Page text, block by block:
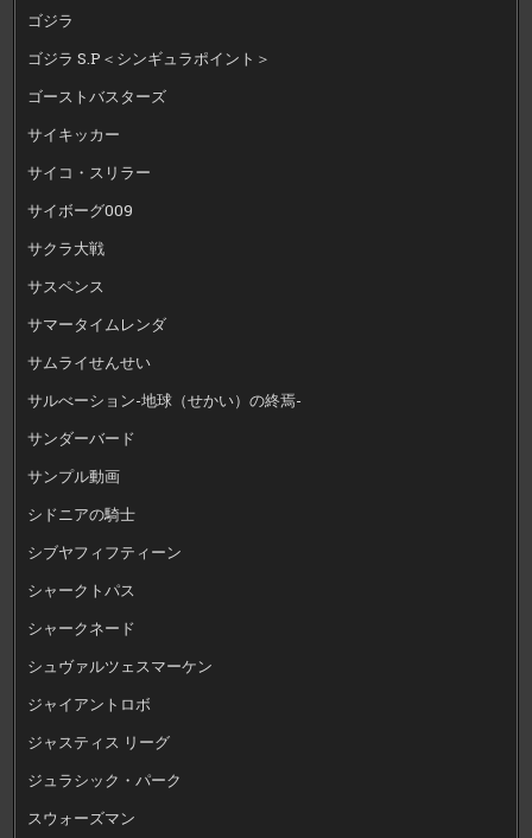
ゴジラ
ゴジラ S.P＜シンギュラポイント＞
ゴーストバスターズ
サイキッカー
サイコ・スリラー
サイボーグ009
サクラ大戦
サスペンス
サマータイムレンダ
サムライせんせい
サルべーション-地球（せかい）の終焉-
サンダーバード
サンプル動画
シドニアの騎士
シブヤフィフティーン
シャークトパス
シャークネード
シュヴァルツェスマーケン
ジャイアントロボ
ジャスティス リーグ
ジュラシック・パーク
スウォーズマン